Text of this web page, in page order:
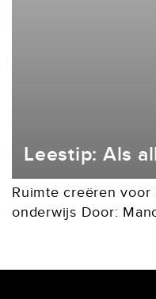
Leestip: Als
Ruimte creëren
onderwijs Door:
hun unieke manier